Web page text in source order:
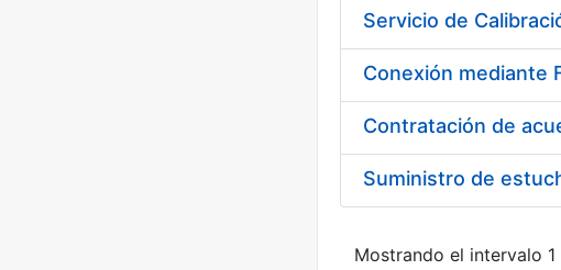
Suministro de
Mostrando el intervalo